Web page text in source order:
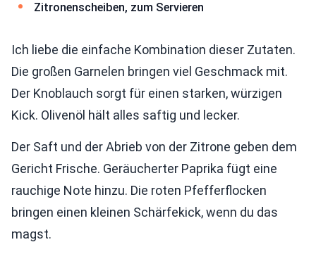
Zitronenscheiben, zum Servieren
Ich liebe die einfache Kombination dieser Zutaten.
Die großen Garnelen bringen viel Geschmack mit.
Der Knoblauch sorgt für einen starken, würzigen
Kick. Olivenöl hält alles saftig und lecker.
Der Saft und der Abrieb von der Zitrone geben dem
Gericht Frische. Geräucherter Paprika fügt eine
rauchige Note hinzu. Die roten Pfefferflocken
bringen einen kleinen Schärfekick, wenn du das
magst.